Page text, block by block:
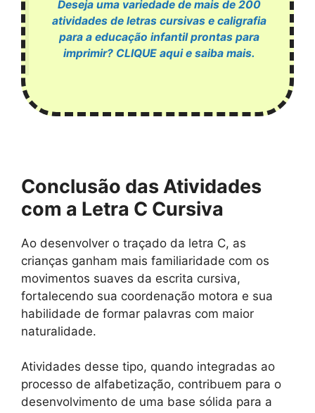
Deseja uma variedade de mais de 200
atividades de letras cursivas e caligrafia
para a educação infantil prontas para
imprimir? CLIQUE aqui e saiba mais.
Conclusão das Atividades
com a Letra C Cursiva
Ao desenvolver o traçado da letra C, as
crianças ganham mais familiaridade com os
movimentos suaves da escrita cursiva,
fortalecendo sua coordenação motora e sua
habilidade de formar palavras com maior
naturalidade.
Atividades desse tipo, quando integradas ao
processo de alfabetização, contribuem para o
desenvolvimento de uma base sólida para a